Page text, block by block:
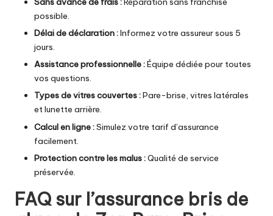
possible.
Délai de déclaration :Informez votre assureur sous 5
jours.
Assistance professionnelle :Équipe dédiée pour toutes
vos questions.
Types de vitres couvertes :Pare-brise, vitres latérales
et lunette arrière.
Calcul en ligne :Simulez votre tarif d’assurance
facilement.
Protection contre les malus :Qualité de service
préservée.
FAQ sur l’assurance bris de